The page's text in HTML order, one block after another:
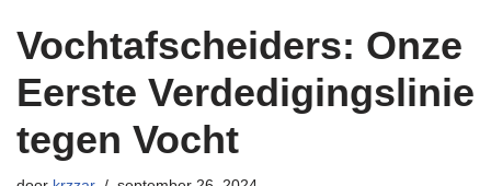
Vochtafscheiders: Onze
Eerste Verdedigingslinie
tegen Vocht